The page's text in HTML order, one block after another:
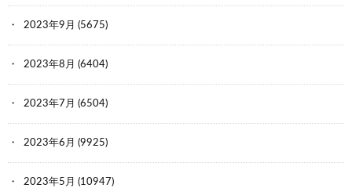
2023年9月 (5675)
2023年8月 (6404)
2023年7月 (6504)
2023年6月 (9925)
2023年5月 (10947)